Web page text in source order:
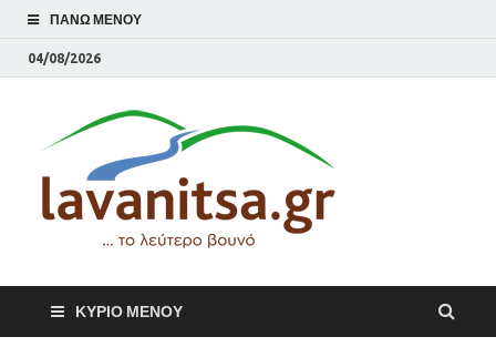
ΠΆΝΩ ΜΕΝΟΎ
04/08/2026
ΚΎΡΙΟ ΜΕΝΟΎ